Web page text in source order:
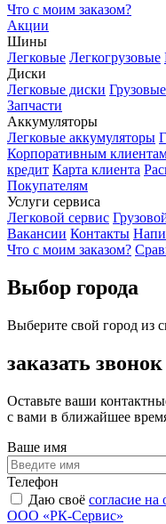
Что с моим заказом?
Акции
Шины
Легковые Легкогрузовые
Диски
Легковые диски
Запчасти
Аккумуляторы
Легковые аккумуляторы
Корпоративным
кредит Карта клиента
Покупателям
Услуги сервиса
Легковой сервис
Вакансии Контакты
Что с моим заказом?
Выбор города
Выберите свой город из
заказать звонок
Оставьте ваши
с вами в ближайшее
Ваше имя
Телефон
Даю своё согласие
ООО «РК-Сервис»